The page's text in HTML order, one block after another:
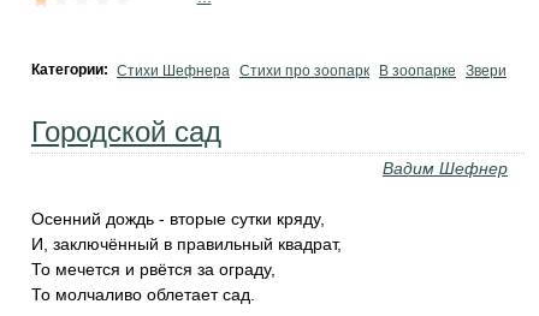
Категории: Стихи Шефнера Стихи про зоопарк В зоопарке Звери
Городской сад
Вадим Шефнер
Осенний дождь - вторые сутки кряду,
И, заключённый в правильный квадрат,
То мечется и рвётся за ограду,
То молчаливо облетает сад.